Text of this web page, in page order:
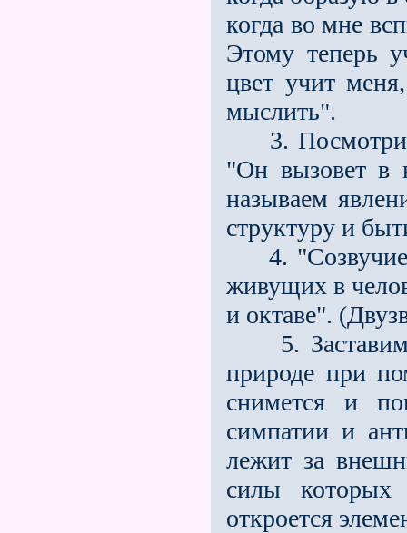
когда во мне
Этому теперь
цвет учит
мыслить".
3. Посмотрим
"Он вызовет в
называем
структуру и
4. "Созвучие
живущих в
и октаве".
5. Заставим
природе при
снимется и
симпатии и
лежит за
силы которых
откроется